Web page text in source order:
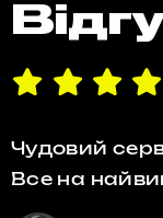
Чудовий
Все на